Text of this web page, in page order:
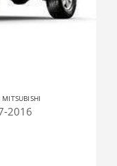
2016